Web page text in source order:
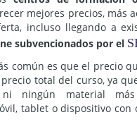
mejores precios, más
incluso llegando a
subvencionados por el
común es que el precio
total del curso, ya
ningún material
tablet o dispositivo con